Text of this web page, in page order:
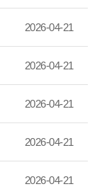
2026-04-21
2026-04-21
2026-04-21
2026-04-21
2026-04-21